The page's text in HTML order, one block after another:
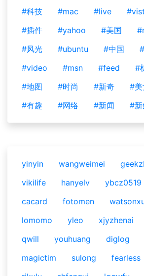
#科技
#mac #live
#插件
#yahoo #美国
#风光
#ubuntu #中国
#video
#msn #feed
#
#地图
#时尚 #新奇 #美
#有趣
#网络 #新闻 #新
yinyin wangweimei
vikilife
hanyelv ybcz0519
cacard
fotomen
lomomo
yleo xjyzhenai
qwill
youhuang diglog
magictim
sulong fearless